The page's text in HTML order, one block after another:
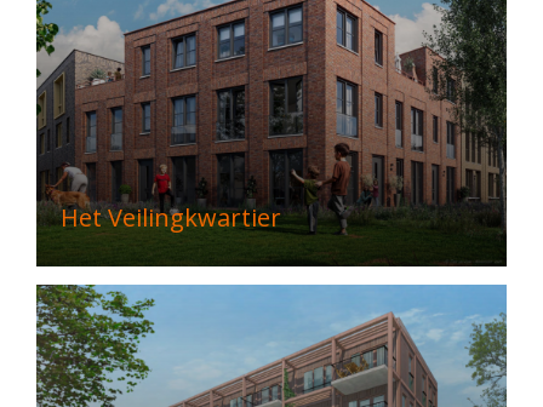
Het Veilingkwartier